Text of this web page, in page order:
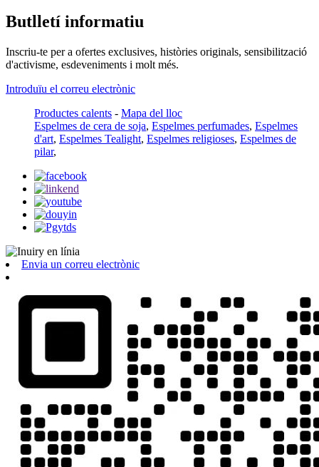
Butlletí informatiu
Inscriu-te per a ofertes exclusives, històries originals, sensibilització
d'activisme, esdeveniments i molt més.
Introduïu el correu electrònic
Productes calents - Mapa del lloc
Espelmes de cera de soja, Espelmes perfumades, Espelmes
d'art, Espelmes Tealight, Espelmes religioses, Espelmes de
pilar,
Envia un correu electrònic